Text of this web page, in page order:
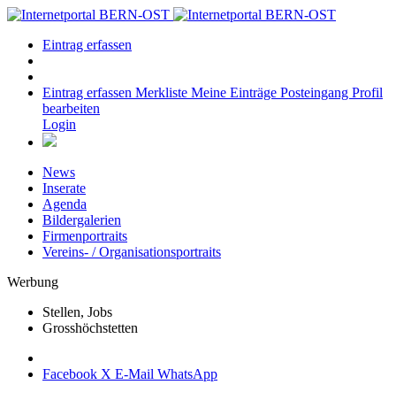
Eintrag erfassen
Eintrag erfassen Merkliste Meine Einträge Posteingang Profil
bearbeiten
Login
News
Inserate
Agenda
Bildergalerien
Firmenportraits
Vereins- / Organisationsportraits
Werbung
Stellen, Jobs
Grosshöchstetten
Facebook X E-Mail WhatsApp